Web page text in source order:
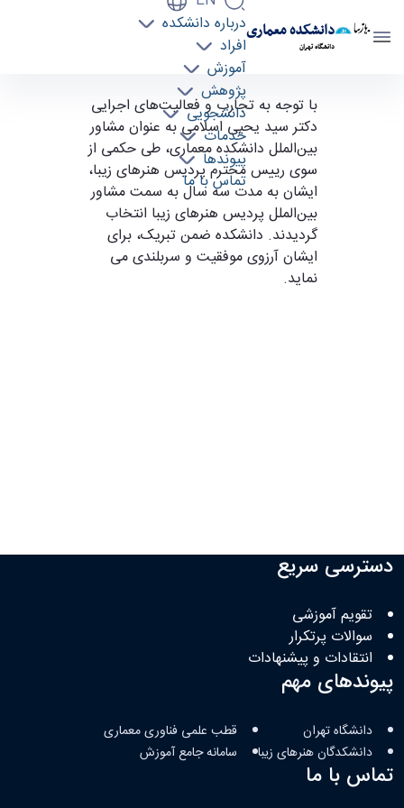
دانشکده معماری
دانشگاه تهران
درباره دانشکده
افراد
آموزش
پژوهش
دانشجویی
خدمات
پیوندها
تماس با ما
دکتر سیدیحیی اسلامی، مشاور بین‌الملل پردیس
هنرهای زیبا - دانشکده معماری arch
با توجه به تجارب و فعالیت‌های اجرایی
دکتر سید یحیی اسلامی به عنوان مشاور
بین­‌الملل دانشکده معماری، طی حکمی از
سوی رییس محترم پردیس هنرهای زیبا،
ایشان به مدت سه سال به سمت مشاور
بین­‌الملل پردیس هنرهای زیبا انتخاب
گردیدند. دانشکده ضمن تبریک، برای
ایشان آرزوی موفقیت و سربلندی می­‌
نماید.
دسترسی سریع
تقویم آموزشی
سوالات پرتکرار
انتقادات و پیشنهادات
پیوندهای مهم
دانشگاه تهران
دانشکدگان هنرهای زیبا
قطب علمی فناوری معماری
سامانه جامع آموزش
تماس با ما